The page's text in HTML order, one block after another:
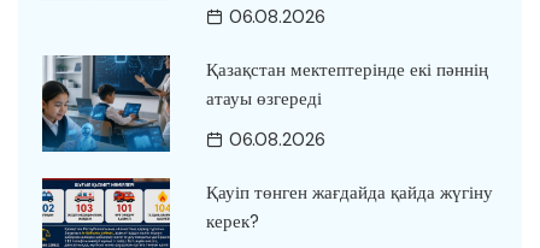
06.08.2026
Қазақстан мектептерінде екі пәннің
атауы өзгереді
06.08.2026
Қауіп төнген жағдайда қайда жүгіну
керек?